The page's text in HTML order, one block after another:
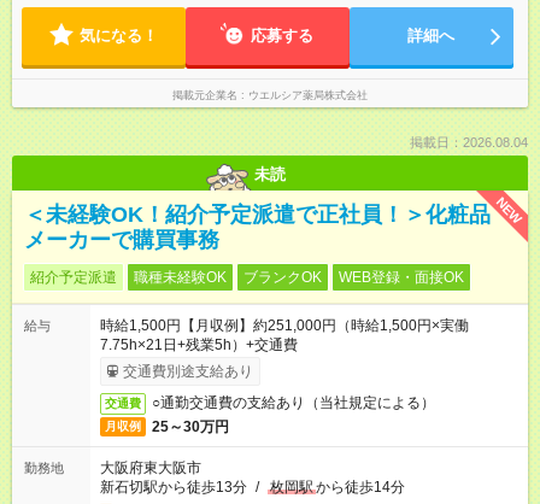
気になる！ 応募する 詳細へ
掲載元企業名 ウエルシア薬局株式会社
掲載日：2026.08.04
未読
NEW
＜未経験OK！紹介予定派遣で正社員！＞化粧品
メーカーで購買事務
紹介予定派遣 職種未経験OK ブランクOK WEB登録・面接OK
給与
時給1,500円【月収例】約251,000円（時給1,500円×実働
7.75h×21日+残業5h）+交通費
交通費別途支給あり
交通費 ○通勤交通費の支給あり（当社規定による）
月収例 25～30万円
勤務地
大阪府東大阪市
新石切駅から徒歩13分 / 枚岡駅から徒歩14分